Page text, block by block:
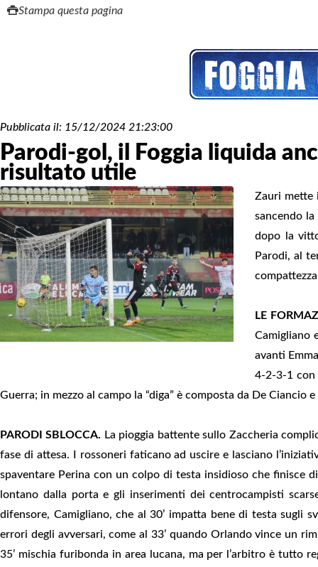
Stampa questa pagina
Pubblicata il: 15/12/2024 21:23:00
Parodi-gol, il Foggia liquida
risultato utile
Zauri mette
sancendo
dopo la
Parodi, al
LE
Camigliano
avanti
4-2-3-1 con
Guerra; in mezzo al campo la “diga” è composta da De
PARODI SBLOCCA. La pioggia battente sullo Zaccheria
fase di attesa. I rossoneri faticano ad uscire e lasciano
spaventare Perina con un colpo di testa insidioso che finisce
lontano dalla porta e gli inserimenti dei centrocampisti
difensore, Camigliano, che al 30’ impatta bene di testa sugli
errori degli avversari, come al 33’ quando Orlando vince un
35’ mischia furibonda in area lucana, ma per l’arbitro è tutto